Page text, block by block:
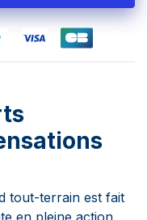
tout-terrain est fait
en pleine action